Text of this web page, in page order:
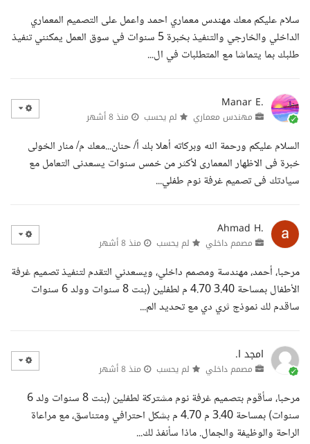
سلام عليكم معك مهندس معماري احمد واعمل على التصميم المعماري
الداخلي والخارجي والتنفيذ بخبرة 5 سنوات في سوق العمل يمكنني تنفيذ
طلبك بما يتماشا مع المتطلبات في ال...
Manar E.
مهندس معماري لم يحسب منذ 8 أشهر
السلام عليكم ورحمة الله وبركاته أهلا بك أ/ حنان...معك م/ منار الخولى
خبرة فى الاظهار المعمارى لأكثر من خمس سنوات يسعدنى التعامل مع
سيادتك فى تصميم غرفة نوم طفلي...
Ahmad H.
مصمم داخلي لم يحسب منذ 8 أشهر
مرحبا، أحمد، مهندسة ومصمم داخلي، ويسعدني التقدم لتنفيذ تصميم غرفة
الأطفال بمساحة 3.40 4.70 م لطفلين (بنت 8 سنوات وولد 6 سنوات
ساقدم لك نموذج ثري دي مع تحديد الم...
امجد ا.
مصمم داخلي لم يحسب منذ 8 أشهر
مرحبا، سأقوم بتصميم غرفة نوم مشتركة لطفلين (بنت 8 سنوات ولد 6
سنوات) بمساحة 3.40 م 4.70 م بشكل احترافي ومتناسق، مع مراعاة
الراحة والوظيفة والجمال. ماذا سأنفذ لك...